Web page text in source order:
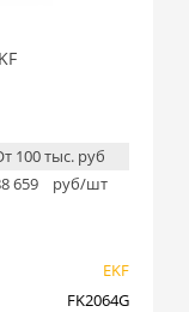
100 тыс. руб
659
руб/шт
EKF
FK2064G